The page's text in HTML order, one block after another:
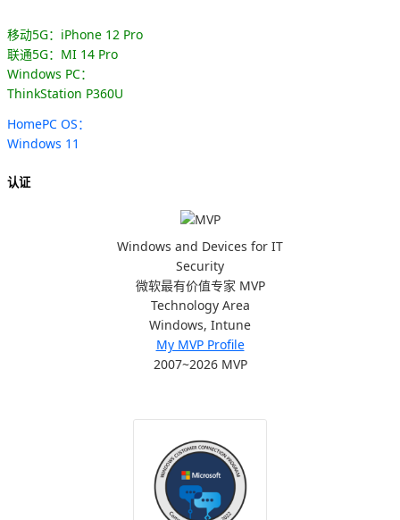
移动5G：iPhone 12 Pro
联通5G：MI 14 Pro
Windows PC：
ThinkStation P360U
HomePC OS：
Windows 11
认证
Windows and Devices for IT
Security
微软最有价值专家 MVP
Technology Area
Windows, Intune
My MVP Profile
2007~2026 MVP